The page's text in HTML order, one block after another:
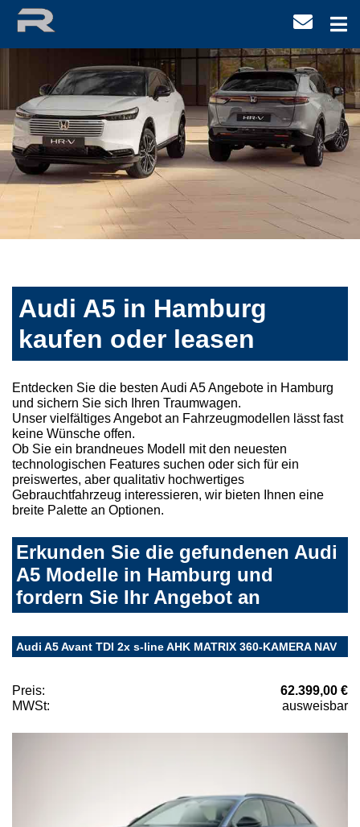
Audi A5 in Hamburg
kaufen oder leasen
Entdecken Sie die besten Audi A5 Angebote in Hamburg
und sichern Sie sich Ihren Traumwagen.
Unser vielfältiges Angebot an Fahrzeugmodellen lässt fast
keine Wünsche offen.
Ob Sie ein brandneues Modell mit den neuesten
technologischen Features suchen oder sich für ein
preiswertes, aber qualitativ hochwertiges
Gebrauchtfahrzeug interessieren, wir bieten Ihnen eine
breite Palette an Optionen.
Erkunden Sie die gefundenen Audi
A5 Modelle in Hamburg und
fordern Sie Ihr Angebot an
Audi A5 Avant TDI 2x s-line AHK MATRIX 360-KAMERA NAV
Preis:
62.399,00 €
MWSt:
ausweisbar